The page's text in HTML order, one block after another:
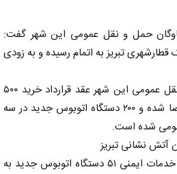
ناوگان حمل و نقل عمومی این شهر گفت:
تبریز به اتمام رسیده و به زودی
هوشیار، افزود: در راستای توسعه ناوگان حمل و نقل عمومی این شهر عقد قرارداد خرید ۵۰۰
دستگاه اتوبوس در دوره فعلی مدیریت شهری امضا شده و ۲۰۰ دستگاه اتوبوس جدید در سه
شده است.
آتش نشانی تبریز
وی اظهار کرد: امروز همزمان با روز آتش‌نشانی و خدمات ایمنی ۵۱ دستگاه اتوبوس جدید به